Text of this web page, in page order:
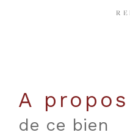
a propos
de ce bien